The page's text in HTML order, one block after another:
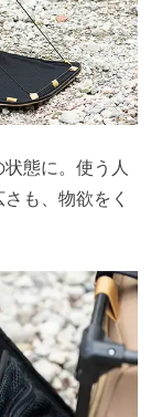
態に。使う人
も、物欲をく